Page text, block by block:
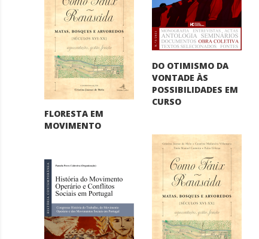
DO OTIMISMO DA
VONTADE ÀS
POSSIBILIDADES EM
CURSO
FLORESTA EM
MOVIMENTO